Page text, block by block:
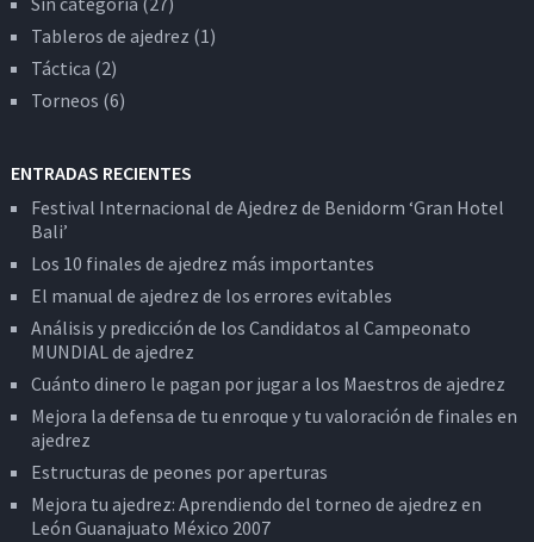
Tableros de ajedrez (1)
Táctica (2)
Torneos (6)
ENTRADAS RECIENTES
Festival Internacional de Ajedrez de Benidorm ‘Gran Hotel
Bali’
Los 10 finales de ajedrez más importantes
El manual de ajedrez de los errores evitables
Análisis y predicción de los Candidatos al Campeonato
MUNDIAL de ajedrez
Cuánto dinero le pagan por jugar a los Maestros de ajedrez
Mejora la defensa de tu enroque y tu valoración de finales en
ajedrez
Estructuras de peones por aperturas
Mejora tu ajedrez: Aprendiendo del torneo de ajedrez en
León Guanajuato México 2007